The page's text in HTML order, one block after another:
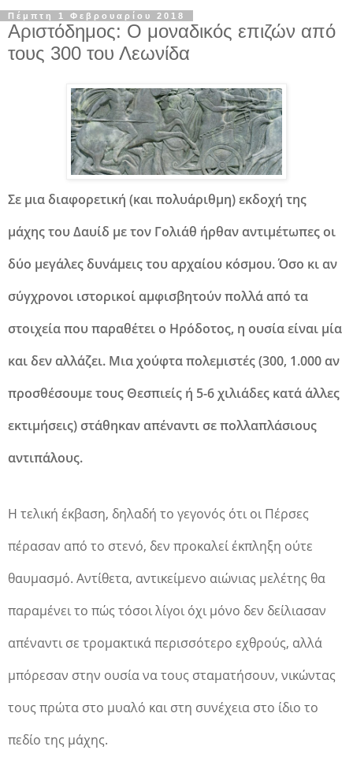
Πέμπτη 1 Φεβρουαρίου 2018
Αριστόδημος: Ο μοναδικός επιζών από
τους 300 του Λεωνίδα
Σε μια διαφορετική (και πολυάριθμη) εκδοχή της
μάχης του Δαυίδ με τον Γολιάθ ήρθαν αντιμέτωπες οι
δύο μεγάλες δυνάμεις του αρχαίου κόσμου. Όσο κι αν
σύγχρονοι ιστορικοί αμφισβητούν πολλά από τα
στοιχεία που παραθέτει ο Ηρόδοτος, η ουσία είναι μία
και δεν αλλάζει. Μια χούφτα πολεμιστές (300, 1.000 αν
προσθέσουμε τους Θεσπιείς ή 5-6 χιλιάδες κατά άλλες
εκτιμήσεις) στάθηκαν απέναντι σε πολλαπλάσιους
αντιπάλους.
Η τελική έκβαση, δηλαδή το γεγονός ότι οι Πέρσες
πέρασαν από το στενό, δεν προκαλεί έκπληξη ούτε
θαυμασμό. Αντίθετα, αντικείμενο αιώνιας μελέτης θα
παραμένει το πώς τόσοι λίγοι όχι μόνο δεν δείλιασαν
απέναντι σε τρομακτικά περισσότερο εχθρούς, αλλά
μπόρεσαν στην ουσία να τους σταματήσουν, νικώντας
τους πρώτα στο μυαλό και στη συνέχεια στο ίδιο το
πεδίο της μάχης.